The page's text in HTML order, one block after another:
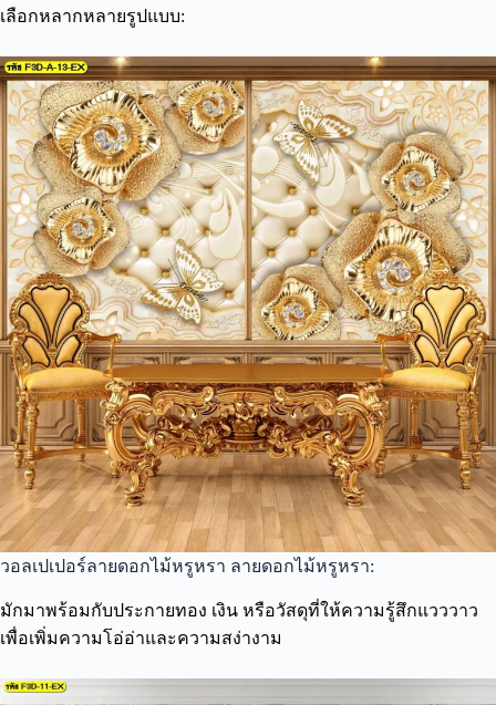
เลือกหลากหลายรูปแบบ:
วอลเปเปอร์ลายดอกไม้หรูหรา ลายดอกไม้หรูหรา:
มักมาพร้อมกับประกายทอง เงิน หรือวัสดุที่ให้ความรู้สึกแวววาว
เพื่อเพิ่มความโอ่อ่าและความสง่างาม